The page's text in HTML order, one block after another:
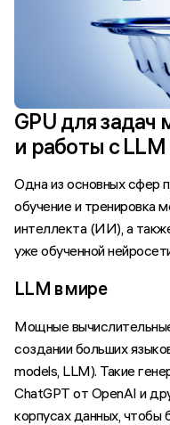
GPU для
и работы с LLM
Одна из основных сфер
обучение и тренировка
интеллекта (ИИ), а
уже обученной
LLM в мире
Мощные
создании больших
models, LLM). Такие
ChatGPT от OpenAI и
корпусах данных, чтобы